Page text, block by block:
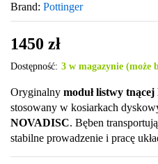
Brand: Pottinger
1450 zł
Dostępność: 3 w magazynie (może
Oryginalny moduł listwy tnącej
stosowany w kosiarkach
NOVADISC. Bęben
stabilne prowadzenie i pracę